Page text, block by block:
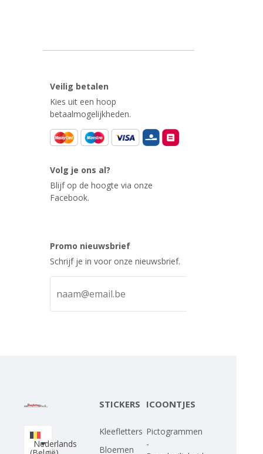
Veilig betalen
Kies uit een hoop
betaalmogelijkheden.
Volg je ons al?
Blijf op de hoogte via onze
Facebook.
Promo nieuwsbrief
Schrijf je in voor onze nieuwsbrief.
Nederlands
STICKERS
Kleefletters
Bloemen
ICOONTJES
Pictogrammen
-